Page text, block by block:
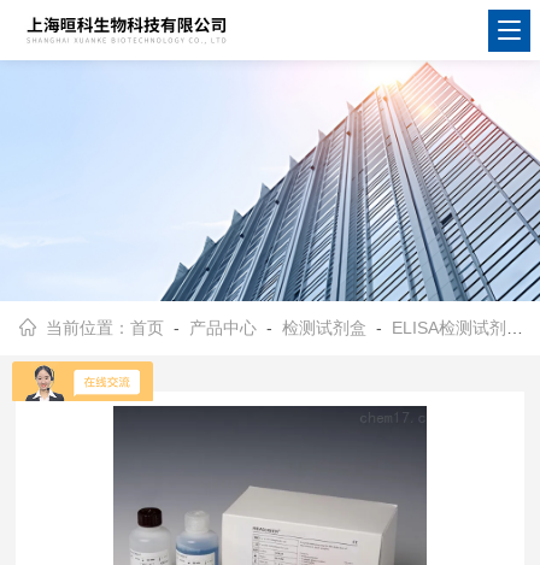
当前位置：首页 - 产品中心 -检测试剂盒 - ELISA检测试剂盒